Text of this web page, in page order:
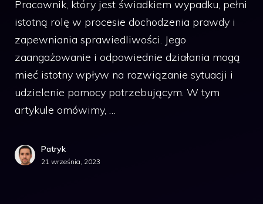
Pracownik, który jest świadkiem wypadku, pełni
istotną rolę w procesie dochodzenia prawdy i
zapewniania sprawiedliwości. Jego
zaangażowanie i odpowiednie działania mogą
mieć istotny wpływ na rozwiązanie sytuacji i
udzielenie pomocy potrzebującym. W tym
artykule omówimy, …
Patryk
21 września, 2023